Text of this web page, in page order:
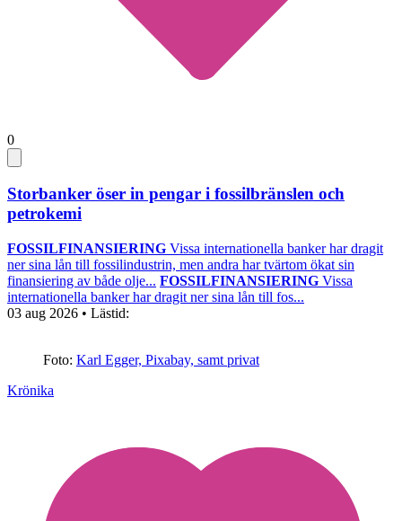
0
Storbanker öser in pengar i fossilbränslen och
petrokemi
FOSSILFINANSIERING Vissa internationella banker har dragit
ner sina lån till fossilindustrin, men andra har tvärtom ökat sin
finansiering av både olje... FOSSILFINANSIERING Vissa
internationella banker har dragit ner sina lån till fos...
03 aug 2026 • Lästid:
Foto: Karl Egger, Pixabay, samt privat
Krönika